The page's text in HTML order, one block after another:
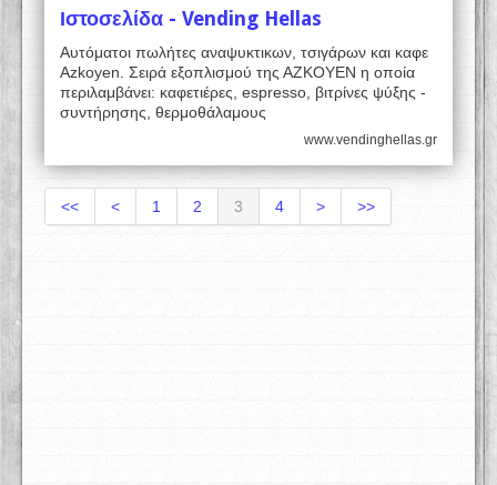
Ιστοσελίδα - Vending Hellas
Αυτόματοι πωλήτες αναψυκτικων, τσιγάρων και καφε
Azkoyen. Σειρά εξοπλισμού της ΑΖΚΟΥΕΝ η οποία
περιλαμβάνει: καφετιέρες, espresso, βιτρίνες ψύξης -
συντήρησης, θερμοθάλαμους
www.vendinghellas.gr
<< < 1 2 3 4 > >>